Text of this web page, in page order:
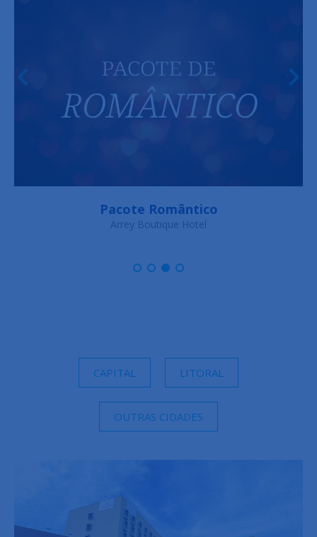
Pacote Romântico
Arrey Gran Hotel
CAPITAL LITORAL
OUTRAS CIDADES